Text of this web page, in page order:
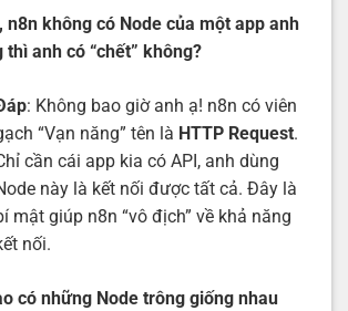
n8n không có Node của một app anh
thì anh có “chết” không?
: Không bao giờ anh ạ! n8n có viên
“Vạn năng” tên là HTTP Request.
cần cái app kia có API, anh dùng
này là kết nối được tất cả. Đây là
mật giúp n8n “vô địch” về khả năng
nối.
có những Node trông giống nhau